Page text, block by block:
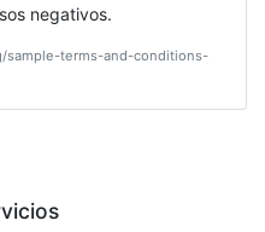
negativos.
sample-terms-and-conditions-